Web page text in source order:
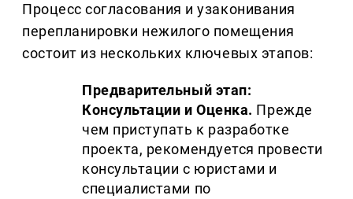
Процесс согласования и узаконивания
перепланировки нежилого помещения
состоит из нескольких ключевых этапов:
Предварительный этап:
Консультации и Оценка. Прежде
чем приступать к разработке
проекта, рекомендуется провести
консультации с юристами и
специалистами по